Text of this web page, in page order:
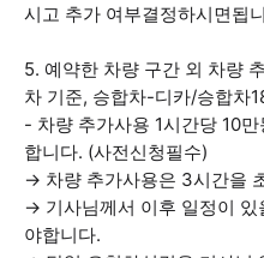
시고 추가 여부결정하시면됩
5. 예약한 차량 구간 외 차량
차 기준, 승합차-디카/승합차
- 차량 추가사용 1시간당 10
합니다. (사전신청필수)
→ 차량 추가사용은 3시간을
→ 기사님께서 이후 일정이 있
야합니다.